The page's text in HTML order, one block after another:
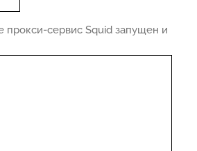
сервис Squid запущен и